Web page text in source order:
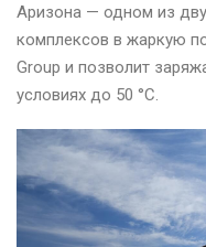
Аризона — одном из
комплексов в жаркую
Group и позволит
условиях до 50 °C.